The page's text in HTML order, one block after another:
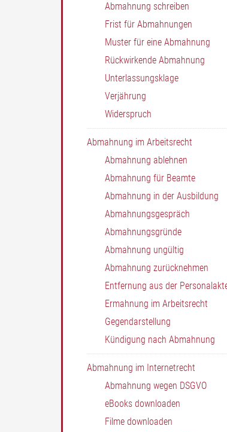
Abmahnung schreiben
Frist für Abmahnungen
Muster für eine Abmahnung
Rückwirkende Abmahnung
Unterlassungsklage
Verjährung
Widerspruch
Abmahnung im Arbeitsrecht
Abmahnung ablehnen
Abmahnung für Beamte
Abmahnung in der Ausbildung
Abmahnungsgespräch
Abmahnungsgründe
Abmahnung ungültig
Abmahnung zurücknehmen
Entfernung aus der
Ermahnung im Arbeitsrecht
Gegendarstellung
Kündigung nach Abmahnung
Abmahnung im Internetrecht
Abmahnung wegen DSGVO
eBooks downloaden
Filme downloaden